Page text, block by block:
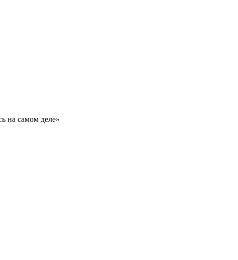
на самом деле»